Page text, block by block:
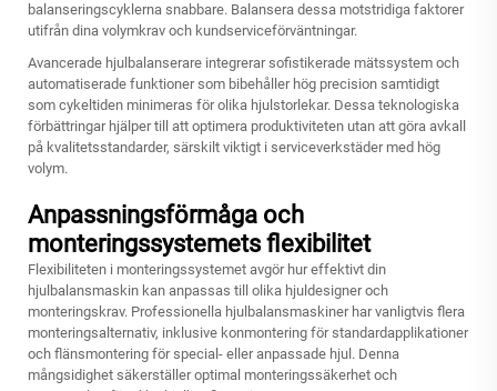
balanseringscyklerna snabbare. Balansera dessa motstridiga faktorer
utifrån dina volymkrav och kundserviceförväntningar.
Avancerade hjulbalanserare integrerar sofistikerade mätssystem och
automatiserade funktioner som bibehåller hög precision samtidigt
som cykeltiden minimeras för olika hjulstorlekar. Dessa teknologiska
förbättringar hjälper till att optimera produktiviteten utan att göra avkall
på kvalitetsstandarder, särskilt viktigt i serviceverkstäder med hög
volym.
Anpassningsförmåga och
monteringssystemets flexibilitet
Flexibiliteten i monteringssystemet avgör hur effektivt din
hjulbalansmaskin kan anpassas till olika hjuldesigner och
monteringskrav. Professionella hjulbalansmaskiner har vanligtvis flera
monteringsalternativ, inklusive konmontering för standardapplikationer
och flänsmontering för special- eller anpassade hjul. Denna
mångsidighet säkerställer optimal monteringssäkerhet och